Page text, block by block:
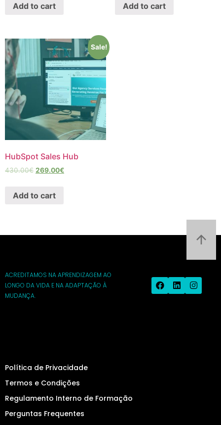
Add to cart Add to cart
Sale!
HubSpot Sales Hub
430.00€ 269.00€
Add to cart
ACREDITAMOS NA APRENDIZAGEM AO
LONGO DA VIDA E NA ADAPTAÇÃO À
MUDANÇA.
Política de Privacidade
Termos e Condições
Regulamento Interno de Formação
Perguntas Frequentes